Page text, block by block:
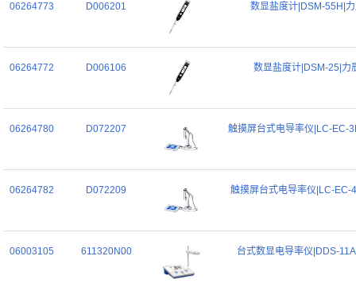
06264773 D006201 数显盐度计|DSM-55H|
06264772 D006106 数显盐度计|DSM-25|力
06264780 D072207 触摸屏台式电导率仪|LC-EC-
06264782 D072209 触摸屏台式电导率仪|LC-EC-
06003105 611320N00 台式数显电导率仪|DDS-